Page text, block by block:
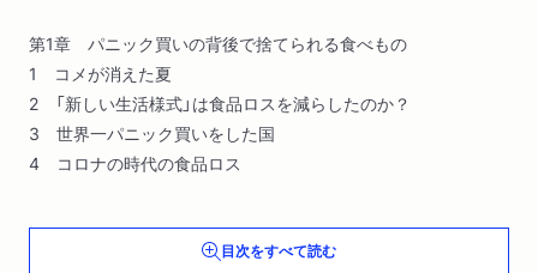
第1章 パニック買いの背後で捨てられる食べもの
1 コメが消えた夏
2 「新しい生活様式」は食品ロスを減らしたのか？
3 世界一パニック買いをした国
4 コロナの時代の食品ロス
第2章 日本の食の「捨てる」システム
1 大量売れ残りと廃棄を前提としたビジネス
目次をすべて読む